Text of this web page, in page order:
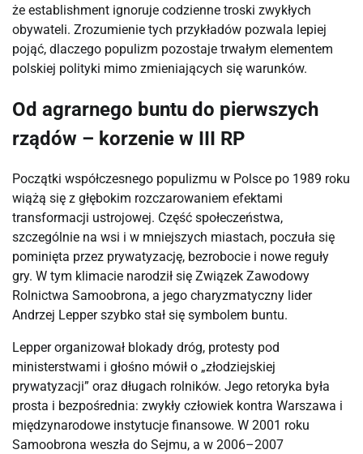
że establishment ignoruje codzienne troski zwykłych
obywateli. Zrozumienie tych przykładów pozwala lepiej
pojąć, dlaczego populizm pozostaje trwałym elementem
polskiej polityki mimo zmieniających się warunków.
Od agrarnego buntu do pierwszych
rządów – korzenie w III RP
Początki współczesnego populizmu w Polsce po 1989 roku
wiążą się z głębokim rozczarowaniem efektami
transformacji ustrojowej. Część społeczeństwa,
szczególnie na wsi i w mniejszych miastach, poczuła się
pominięta przez prywatyzację, bezrobocie i nowe reguły
gry. W tym klimacie narodził się Związek Zawodowy
Rolnictwa Samoobrona, a jego charyzmatyczny lider
Andrzej Lepper szybko stał się symbolem buntu.
Lepper organizował blokady dróg, protesty pod
ministerstwami i głośno mówił o „złodziejskiej
prywatyzacji” oraz długach rolników. Jego retoryka była
prosta i bezpośrednia: zwykły człowiek kontra Warszawa i
międzynarodowe instytucje finansowe. W 2001 roku
Samoobrona weszła do Sejmu, a w 2006–2007